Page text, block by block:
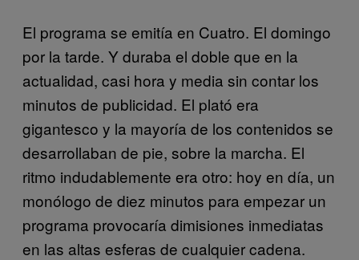
El programa se emitía en Cuatro. El domingo
por la tarde. Y duraba el doble que en la
actualidad, casi hora y media sin contar los
minutos de publicidad. El plató era
gigantesco y la mayoría de los contenidos se
desarrollaban de pie, sobre la marcha. El
ritmo indudablemente era otro: hoy en día, un
monólogo de diez minutos para empezar un
programa provocaría dimisiones inmediatas
en las altas esferas de cualquier cadena.